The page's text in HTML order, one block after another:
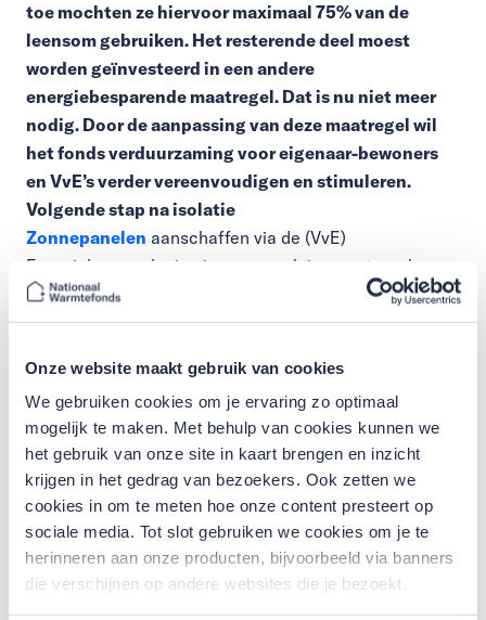
Onze website maakt gebruik van cookies
We gebruiken cookies om je ervaring zo optimaal
mogelijk te maken. Met behulp van cookies kunnen we
het gebruik van onze site in kaart brengen en inzicht
krijgen in het gedrag van bezoekers. Ook zetten we
cookies in om te meten hoe onze content presteert op
sociale media. Tot slot gebruiken we cookies om je te
herinneren aan onze producten, bijvoorbeeld via banners
die verschijnen op andere websites die je bezoekt.
toe mochten ze hiervoor maximaal 75% van de
leensom gebruiken. Het resterende deel moest
worden geïnvesteerd in een andere
energiebesparende maatregel. Dat is nu niet meer
nodig. Door de aanpassing van deze maatregel wil
het fonds verduurzaming voor eigenaar-bewoners
en VvE’s verder vereenvoudigen en stimuleren.
Volgende stap na isolatie
Zonnepanelen aanschaffen via de (VvE)
Energiebespaarlening is een populaire maatregel voor
woningen of appartementencomplexen die voldoende
zijn geïsoleerd. Eigenaar-bewoners en VvE’s kunnen nu
gebruiken. Dat kan via het Warmtefonds tegen een
aantrekkelijke rente en zonder verborgen kosten.
Fondsmanager Frank Nivard: “Steeds meer
woningeigenaren zoeken na isolatie alleen nog
aanvullende financiering voor zonnepanelen. Dat kan
nu bij het fonds, zonder aanvullende voorwaarden. Zo
willen we de energietransitie voor de gebouwde
omgeving nog laagdrempeliger maken en een stap